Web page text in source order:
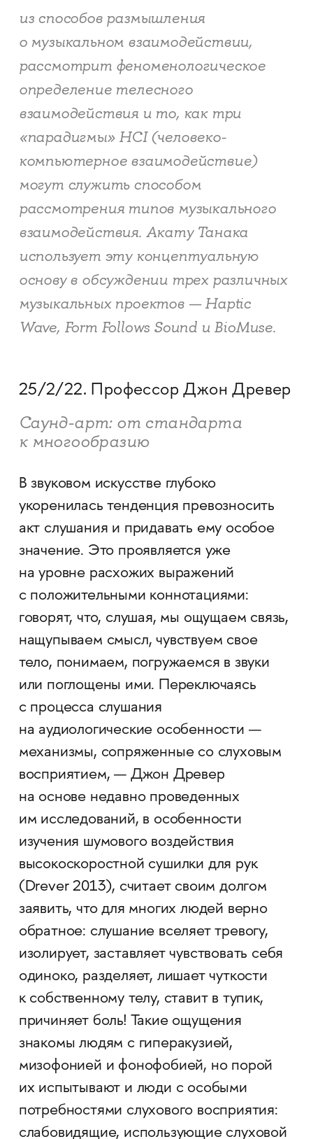
из способов размышления
о музыкальном взаимодействии,
рассмотрит феноменологическое
определение телесного
взаимодействия и то, как три
«парадигмы» HCI (человеко-
компьютерное взаимодействие)
могут служить способом
рассмотрения типов музыкального
взаимодействия. Акату Танака
использует эту концептуальную
основу в обсуждении трех различных
музыкальных проектов — Haptic
Wave, Form Follows Sound и BioMuse.
25/2/22. Профессор Джон Древер
Саунд-арт: от стандарта
к многообразию
В звуковом искусстве глубоко
укоренилась тенденция превозносить
акт слушания и придавать ему особое
значение. Это проявляется уже
на уровне расхожих выражений
с положительными коннотациями:
говорят, что, слушая, мы ощущаем связь,
нащупываем смысл, чувствуем свое
тело, понимаем, погружаемся в звуки
или поглощены ими. Переключаясь
с процесса слушания
на аудиологические особенности —
механизмы, сопряженные со слуховым
восприятием, — Джон Древер
на основе недавно проведенных
им исследований, в особенности
изучения шумового воздействия
высокоскоростной сушилки для рук
(Drever 2013), считает своим долгом
заявить, что для многих людей верно
обратное: слушание вселяет тревогу,
изолирует, заставляет чувствовать себя
одиноко, разделяет, лишает чуткости
к собственному телу, ставит в тупик,
причиняет боль! Такие ощущения
знакомы людям с гиперакузией,
мизофонией и фонофобией, но порой
их испытывают и люди с особыми
потребностями слухового восприятия:
слабовидящие, использующие слуховой